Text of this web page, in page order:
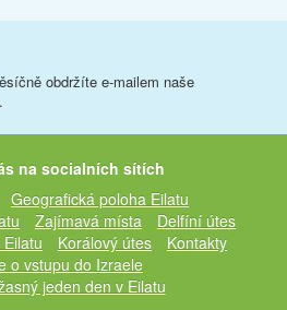
obdržíte e-mailem naše
na socialních sítích
Geografická poloha Eilatu
Zajímavá místa
Delfíní útes
Korálový útes
Kontakty
o vstupu do Izraele
jeden den v Eilatu